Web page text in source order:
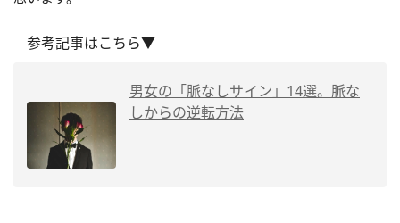
参考記事はこちら▼
男女の「脈なしサイン」14選。脈な
しからの逆転方法